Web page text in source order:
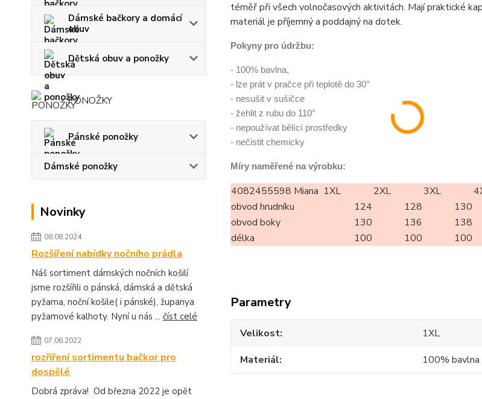
Dámské bačkory a domácí
obuv
Dětská obuv a ponožky
PONOŽKY
Pánské ponožky
Dámské ponožky
Novinky
08.08.2024
Rozšíření nabídky nočního prádla
Náš sortiment dámských nočních košilí
jsme rozšířili o pánská, dámská a dětská
pyžama, noční košile( i pánské), županya
pyžamové kalhoty. Nyní u nás ... číst celé
07.06.2022
rozříření sortimentu bačkor pro
dospělé
Dobrá zpráva! Od března 2022 je opět
téměř při všech volnočasových aktivitách. Mají praktické
materiál je příjemný a poddajný na dotek.
Pokyny pro údržbu:
- 100% bavlna,
- lze prát v pračce při teplotě do 30°
- nesušit v sušičce
- žehlit z rubu do 110°
- nepoužívat bělící prostředky
- nečistit chemicky
Míry naměřené na výrobku:
4082455598 Miana 1XL 2XL 3XL
obvod hrudníku
124 128 130
obvod boky
130 136 138
délka
100 100 100
Parametry
Velikost
1XL
Materiál
100% bavlna